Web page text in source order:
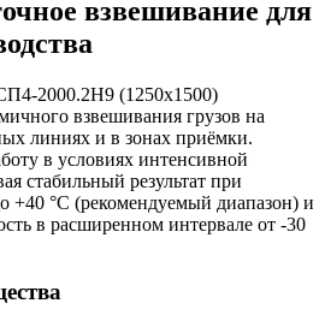
взвешивание для
2000.2Н9 (1250х1500)
взвешивания грузов на
линиях и в зонах приёмки.
в условиях интенсивной
стабильный результат при
+40 °C (рекомендуемый диапазон) и
в расширенном интервале от -30